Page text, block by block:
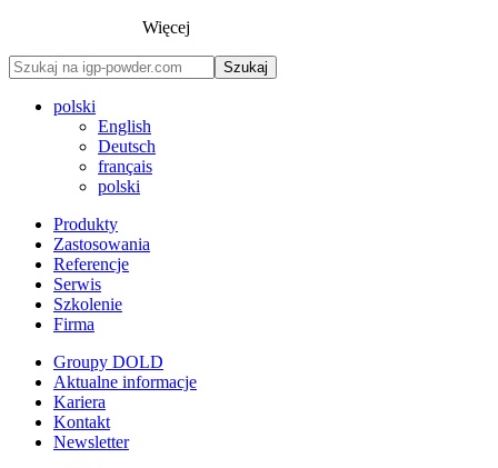
Więcej
Szukaj
polski
English
Deutsch
français
polski
Produkty
Zastosowania
Referencje
Serwis
Szkolenie
Firma
Groupy DOLD
Aktualne informacje
Kariera
Kontakt
Newsletter